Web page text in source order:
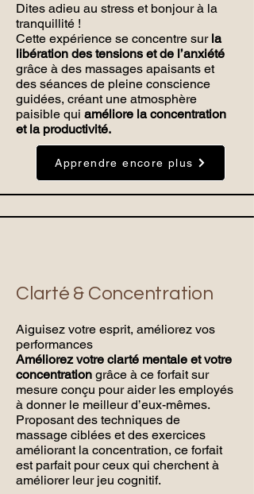
Dites adieu au stress et bonjour à la
tranquillité !
Cette expérience se concentre sur la
libération des tensions et de l’anxiété
grâce à des massages apaisants et
des séances de pleine conscience
guidées, créant une atmosphère
paisible qui améliore la concentration
et la productivité.
Apprendre encore plus
Clarté & Concentration
Aiguisez votre esprit, améliorez vos
performances
Améliorez votre clarté mentale et votre
concentration grâce à ce forfait sur
mesure conçu pour aider les employés
à donner le meilleur d’eux-mêmes.
Proposant des techniques de
massage ciblées et des exercices
améliorant la concentration, ce forfait
est parfait pour ceux qui cherchent à
améliorer leur jeu cognitif.